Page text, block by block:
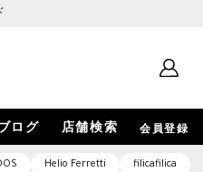
ログ 店舗検索 会員登録
Helio Ferretti filicafilica